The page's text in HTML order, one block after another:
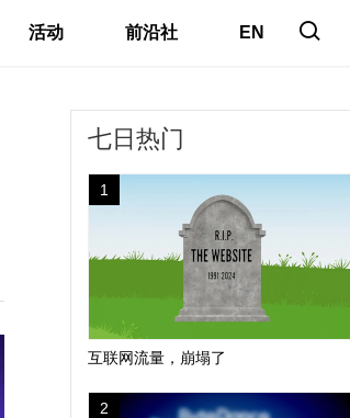
活动 前沿社 EN
七日热门
1
互联网流量，崩塌了
2